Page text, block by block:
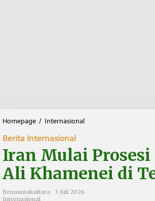
Homepage / Internasional
n
l
Berita Internasional
Iran Mulai
Ali Khamenei di
Benuantakaltara
3 Juli 2026
Internasional